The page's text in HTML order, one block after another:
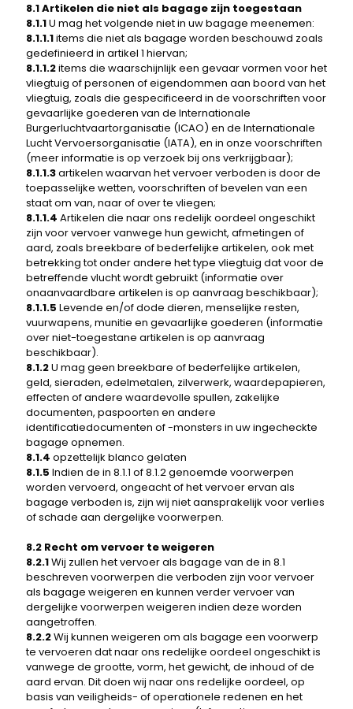
8.1 Artikelen die niet als bagage zijn toegestaan
8.1.1U mag het volgende niet in uw bagage meenemen:
8.1.1.1items die niet als bagage worden beschouwd zoals
gedefinieerd in artikel 1 hiervan;
8.1.1.2items die waarschijnlijk een gevaar vormen voor het
vliegtuig of personen of eigendommen aan boord van het
vliegtuig, zoals die gespecificeerd in de voorschriften voor
gevaarlijke goederen van de Internationale
Burgerluchtvaartorganisatie (ICAO) en de Internationale
Lucht Vervoersorganisatie (IATA), en in onze voorschriften
(meer informatie is op verzoek bij ons verkrijgbaar);
8.1.1.3artikelen waarvan het vervoer verboden is door de
toepasselijke wetten, voorschriften of bevelen van een
staat om van, naar of over te vliegen;
8.1.1.4 Artikelen die naar ons redelijk oordeel ongeschikt
zijn voor vervoer vanwege hun gewicht, afmetingen of
aard, zoals breekbare of bederfelijke artikelen, ook met
betrekking tot onder andere het type vliegtuig dat voor de
betreffende vlucht wordt gebruikt (informatie over
onaanvaardbare artikelen is op aanvraag beschikbaar);
8.1.1.5 Levende en/of dode dieren, menselijke resten,
vuurwapens, munitie en gevaarlijke goederen (informatie
over niet-toegestane artikelen is op aanvraag
beschikbaar).
8.1.2U mag geen breekbare of bederfelijke artikelen,
geld, sieraden, edelmetalen, zilverwerk, waardepapieren,
effecten of andere waardevolle spullen, zakelijke
documenten, paspoorten en andere
identificatiedocumenten of -monsters in uw ingecheckte
bagage opnemen.
8.1.4 opzettelijk blanco gelaten
8.1.5 Indien de in 8.1.1 of 8.1.2 genoemde voorwerpen
worden vervoerd, ongeacht of het vervoer ervan als
bagage verboden is, zijn wij niet aansprakelijk voor verlies
of schade aan dergelijke voorwerpen.
8.2 Recht om vervoer te weigeren
8.2.1Wij zullen het vervoer als bagage van de in 8.1
beschreven voorwerpen die verboden zijn voor vervoer
als bagage weigeren en kunnen verder vervoer van
dergelijke voorwerpen weigeren indien deze worden
aangetroffen.
8.2.2Wij kunnen weigeren om als bagage een voorwerp
te vervoeren dat naar ons redelijke oordeel ongeschikt is
vanwege de grootte, vorm, het gewicht, de inhoud of de
aard ervan. Dit doen wij naar ons redelijke oordeel, op
basis van veiligheids- of operationele redenen en het